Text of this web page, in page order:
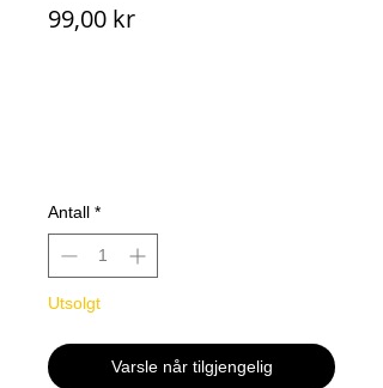
99,00 krPris
Antall *
Utsolgt
Varsle når tilgjengelig